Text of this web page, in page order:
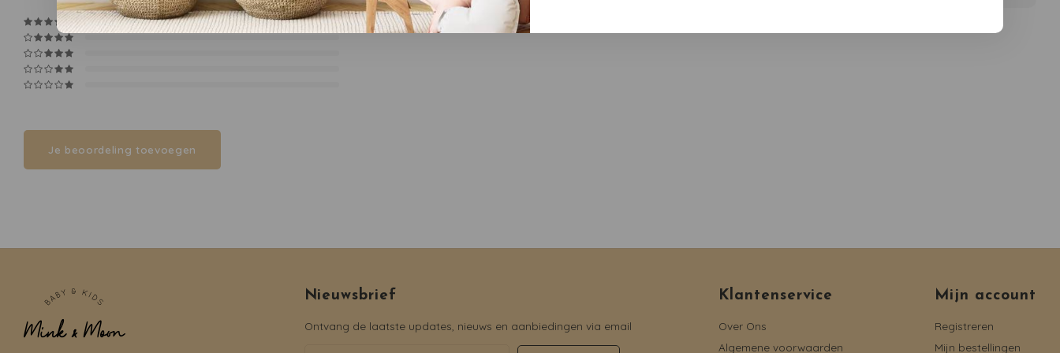
Je beoordeling toevoegen
Nieuwsbrief
Ontvang de laatste updates, nieuws en aanbiedingen via email
Klantenservice
Over Ons
Algemene voorwaarden
Mijn account
Registreren
Mijn bestellingen